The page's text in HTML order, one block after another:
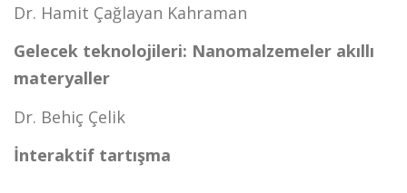
Dr. Hamit Çağlayan Kahraman
Gelecek teknolojileri: Nanomalzemeler akıllı
materyaller
Dr. Behiç Çelik
İnteraktif tartışma